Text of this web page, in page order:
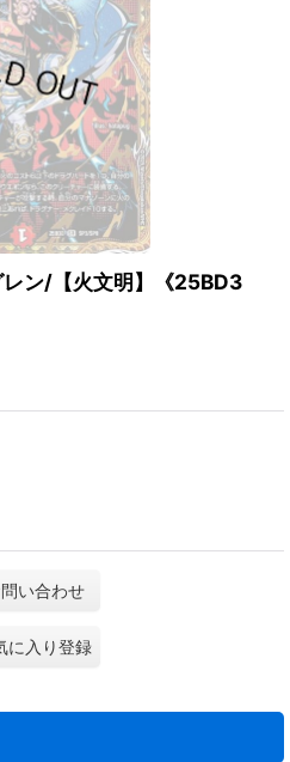
レン/【火文明】《25BD3
い合わせ
に入り登録